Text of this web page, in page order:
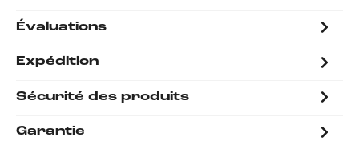
Évaluations
Expédition
Sécurité des produits
Garantie